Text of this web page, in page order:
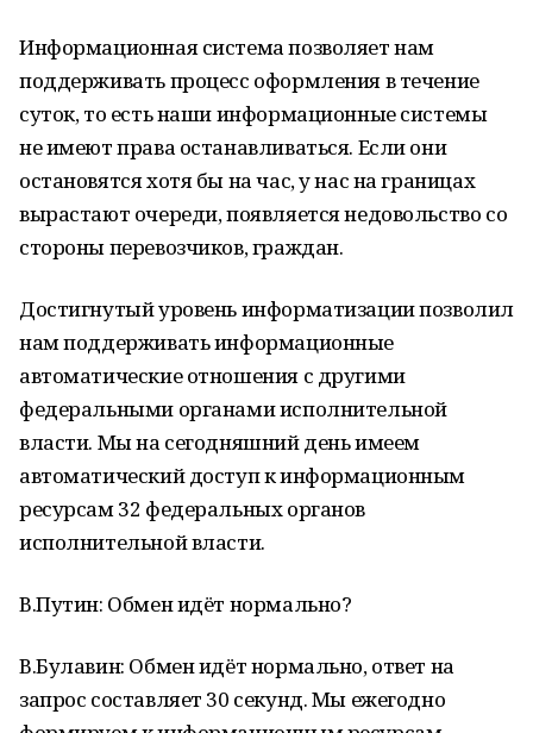
Информационная система позволяет нам
поддерживать процесс оформления в течение
суток, то есть наши информационные системы
не имеют права останавливаться. Если они
остановятся хотя бы на час, у нас на границах
вырастают очереди, появляется недовольство со
стороны перевозчиков, граждан.
Достигнутый уровень информатизации позволил
нам поддерживать информационные
автоматические отношения с другими
федеральными органами исполнительной
власти. Мы на сегодняшний день имеем
автоматический доступ к информационным
ресурсам 32 федеральных органов
исполнительной власти.
В.Путин: Обмен идёт нормально?
В.Булавин: Обмен идёт нормально, ответ на
запрос составляет 30 секунд. Мы ежегодно